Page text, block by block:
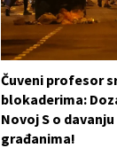
Čuveni profesor
blokaderima:
Novoj S o
građanima!